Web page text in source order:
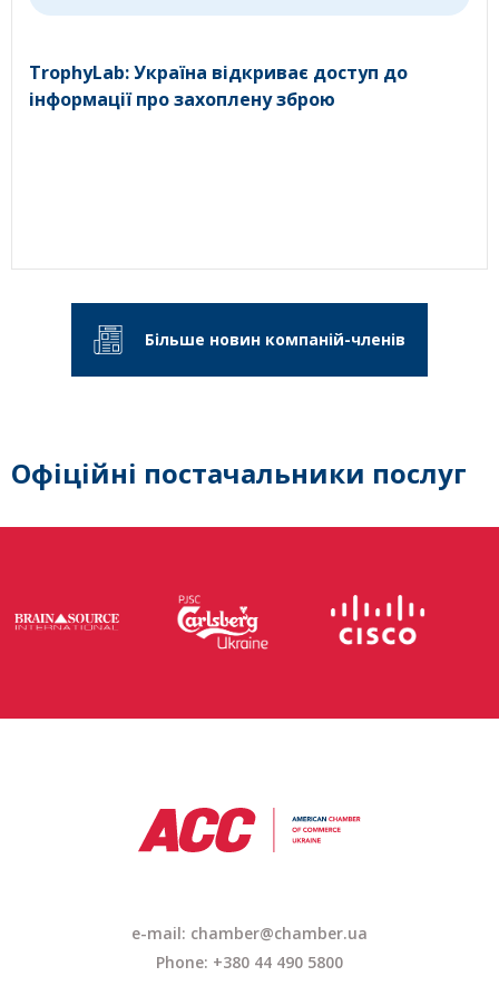
TrophyLab: Україна відкриває доступ до
інформації про захоплену зброю
Більше новин компаній-членів
Офіційні постачальники послуг
e-mail: chamber@chamber.ua
Phone: +380 44 490 5800